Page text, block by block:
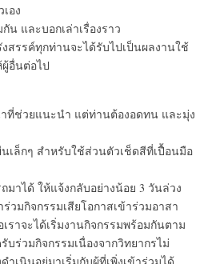
อง
และบอกเล่าเรื่องราว
งสรรค์ทุกท่านจะได้รับไปเป็นผลงานใช้
อื่นต่อไป
ที่ช่วยแนะนำ แต่ท่านต้องอดทน และมุ่ง
เล็กๆ สำหรับใช้ส่วนตัวเช็ดสีที่เปื้อนมือ
าได้ ให้แจ้งกลับอย่างน้อย 3 วันล่วง
วมกิจกรรมเสียโอกาสเข้าร่วมอาสา
ราจะได้เริ่มงานกิจกรรมพร้อมกันตาม
ร่วมกิจกรรมเนื่องจากวิทยากรไม่